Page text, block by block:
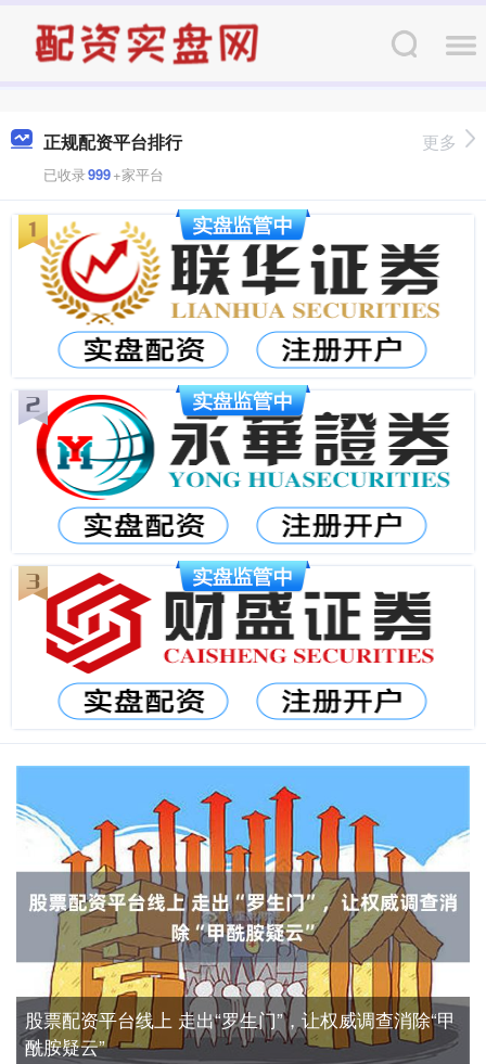
正规配资平台排行
已收录999+家平台
更多
股票配资平台线上 走出“罗生门”，让权威调查消除“甲
酰胺疑云”